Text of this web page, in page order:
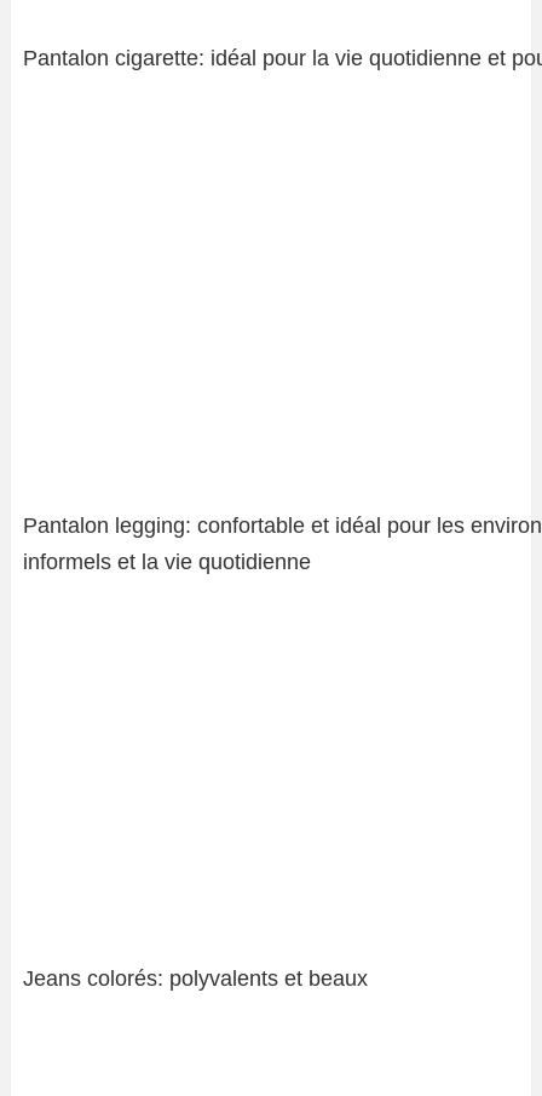
Pantalon cigarette: idéal pour la vie quotidienne et
Pantalon legging: confortable et idéal pour les
informels et la vie quotidienne
Jeans colorés: polyvalents et beaux